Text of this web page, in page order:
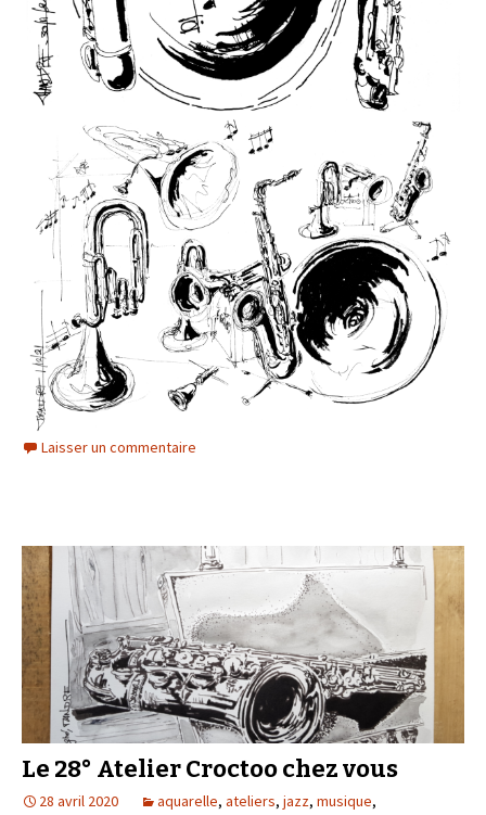
Laisser un commentaire
Le 28° Atelier Croctoo chez vous
28 avril 2020 aquarelle, ateliers, jazz, musique,